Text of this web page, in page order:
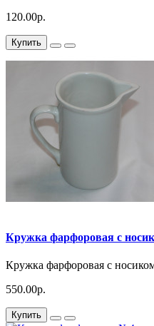
120.00р.
Купить
Кружка фарфоровая с
Кружка фарфоровая с
550.00р.
Купить